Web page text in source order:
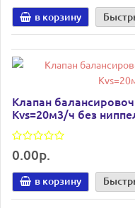
в корзину
Клапан
Kvs=20м3/ч без
0.00р.
в корзину